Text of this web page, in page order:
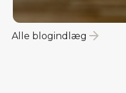
Alle blogindlæg